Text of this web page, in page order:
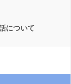
について